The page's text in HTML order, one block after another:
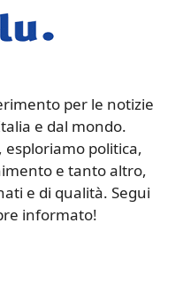
per le notizie
e dal mondo.
esploriamo politica,
e tanto altro,
e di qualità. Segui
informato!